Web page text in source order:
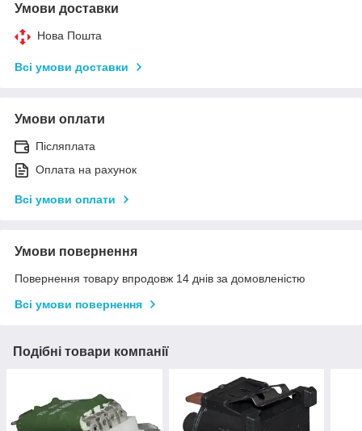
Умови доставки
Нова Пошта
Всі умови доставки
Умови оплати
Післяплата
Оплата на рахунок
Всі умови оплати
Умови повернення
Повернення товару впродовж 14 днів за домовленістю
Всі умови повернення
Подібні товари компанії